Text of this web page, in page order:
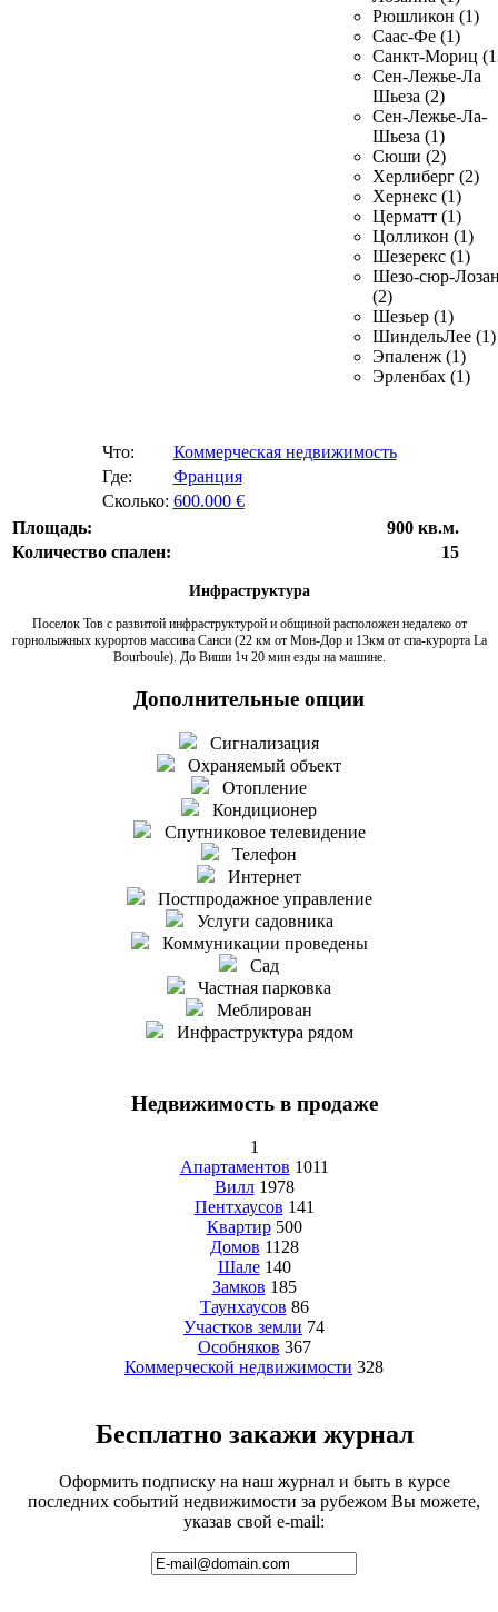
Рюшликон (1)
Саас-Фе (1)
Санкт-Мориц
Сен-Лежье-Ла
Шьеза (2)
Сен-Лежье-Ла-
Шьеза (1)
Сюши (2)
Херлиберг (2)
Хернекс (1)
Церматт (1)
Цолликон (1)
Шезерекс (1)
Шезо-сюр-
(2)
Шезьер (1)
ШиндельЛее (1)
Эпаленж (1)
Эрленбах (1)
Что:
Коммерческая недвижимость
Где:
Франция
Сколько: 600.000 €
Площадь:
900 кв.м.
Количество спален:
15
Инфраструктура
Поселок Тов с развитой инфраструктурой и общиной расположен недалеко от
горнолыжных курортов массива Санси (22 км от Мон-Дор и 13км от спа-курорта La
Bourboule). До Виши 1ч 20 мин езды на машине.
Дополнительные опции
Сигнализация
Охраняемый объект
Отопление
Кондиционер
Спутниковое телевидение
Телефон
Интернет
Постпродажное управление
Услуги садовника
Коммуникации проведены
Сад
Частная парковка
Меблирован
Инфраструктура рядом
Недвижимость в продаже
1
Апартаментов 1011
Вилл 1978
Пентхаусов 141
Квартир 500
Домов 1128
Шале 140
Замков 185
Таунхаусов 86
Участков земли 74
Особняков 367
Коммерческой недвижимости 328
Бесплатно закажи журнал
Оформить подписку на наш журнал и быть в курсе
последних событий недвижимости за рубежом Вы можете,
указав свой e-mail: